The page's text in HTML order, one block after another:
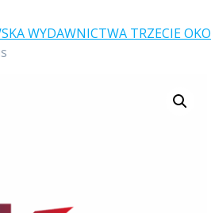
WYDAWNICTWA TRZECIE OKO